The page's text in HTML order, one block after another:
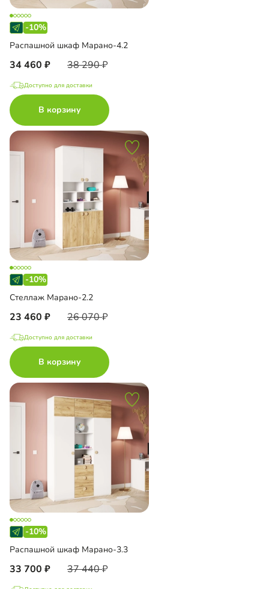
-10%
Распашной шкаф Марано-4.2
34 460 38 290
Доступно для доставки
В корзину
-10%
Стеллаж Марано-2.2
23 460 26 070
Доступно для доставки
В корзину
-10%
Распашной шкаф Марано-3.3
33 700 37 440